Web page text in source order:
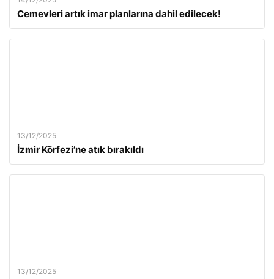
Cemevleri artık imar planlarına dahil edilecek!
13/12/2025
İzmir Körfezi’ne atık bırakıldı
13/12/2025